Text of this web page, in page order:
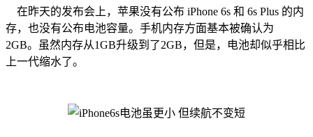
在昨天的发布会上，苹果没有公布 iPhone 6s 和 6s Plus 的内
存，也没有公布电池容量。手机内存方面基本被确认为
2GB。虽然内存从1GB升级到了2GB，但是，电池却似乎相比
上一代缩水了。